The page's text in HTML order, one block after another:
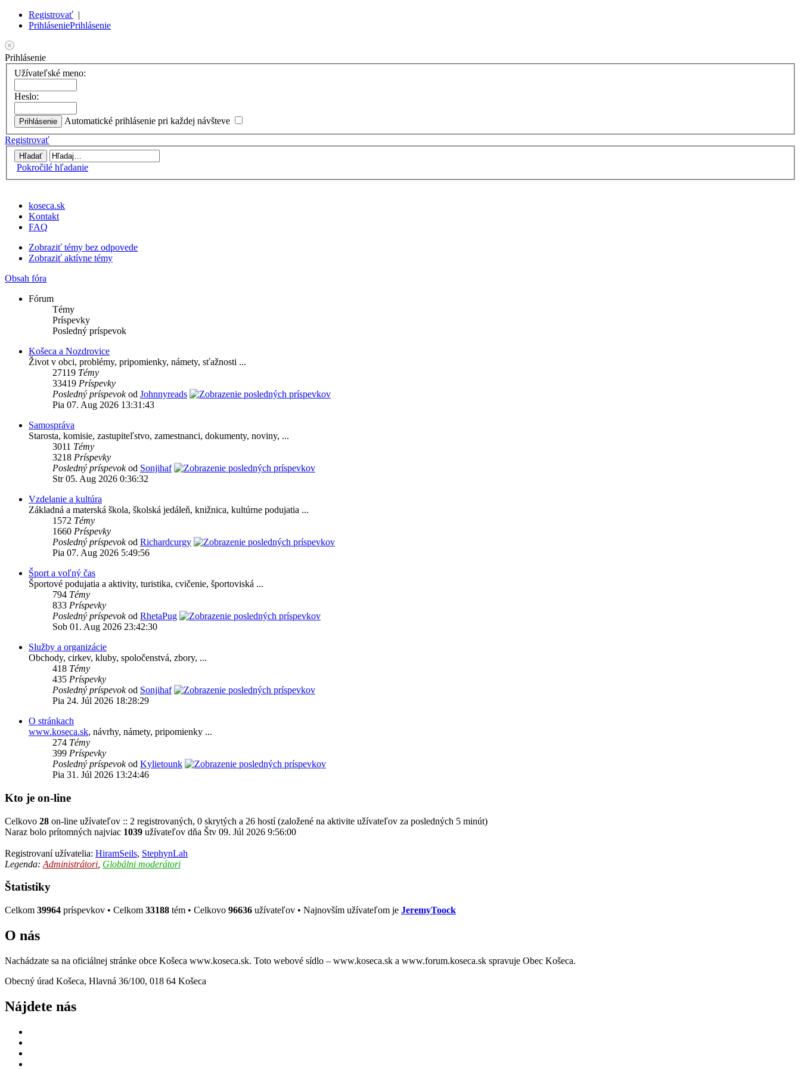
Registrovať |
PrihláseniePrihlásenie
Prihlásenie
Užívateľské meno:
Heslo:
Automatické prihlásenie pri každej návšteve
Registrovať
Pokročilé hľadanie
koseca.sk
Kontakt
FAQ
Zobraziť témy bez odpovede
Zobraziť aktívne témy
Obsah fóra
Fórum
Témy
Príspevky
Posledný príspevok
Košeca a Nozdrovice
Život v obci, problémy, pripomienky, námety, sťažnosti ...
27119 Témy
33419 Príspevky
Posledný príspevokod Johnnyreads
Pia 07. Aug 2026 13:31:43
Samospráva
Starosta, komisie, zastupiteľstvo, zamestnanci, dokumenty, noviny, ...
3011 Témy
3218 Príspevky
Posledný príspevokod Sonjihaf
Str 05. Aug 2026 0:36:32
Vzdelanie a kultúra
Základná a materská škola, školská jedáleň, knižnica, kultúrne podujatia ...
1572 Témy
1660 Príspevky
Posledný príspevokod Richardcurgy
Pia 07. Aug 2026 5:49:56
Šport a voľný čas
Športové podujatia a aktivity, turistika, cvičenie, športoviská ...
794 Témy
833 Príspevky
Posledný príspevokod RhetaPug
Sob 01. Aug 2026 23:42:30
Služby a organizácie
Obchody, cirkev, kluby, spoločenstvá, zbory, ...
418 Témy
435 Príspevky
Posledný príspevokod Sonjihaf
Pia 24. Júl 2026 18:28:29
O stránkach
www.koseca.sk, návrhy, námety, pripomienky ...
274 Témy
399 Príspevky
Posledný príspevokod Kylietounk
Pia 31. Júl 2026 13:24:46
Kto je on-line
Celkovo 28 on-line užívateľov :: 2 registrovaných, 0 skrytých a 26 hostí (založené na aktivite užívateľov za posledných 5 minút)
Naraz bolo prítomných najviac 1039 užívateľov dňa Štv 09. Júl 2026 9:56:00
Registrovaní užívatelia: HiramSeils, StephynLah
Legenda: Administrátori Globálni moderátori
Štatistiky
Celkom 39964 príspevkov • Celkom 33188 tém • Celkovo 96636 užívateľov • Najnovším užívateľom je JeremyToock
O nás
Nachádzate sa na oficiálnej stránke obce Košeca www.koseca.sk. Toto webové sídlo – www.koseca.sk a www.forum.koseca.sk spravuje Obec Košeca.
Obecný úrad Košeca, Hlavná 36/100, 018 64 Košeca
Nájdete nás